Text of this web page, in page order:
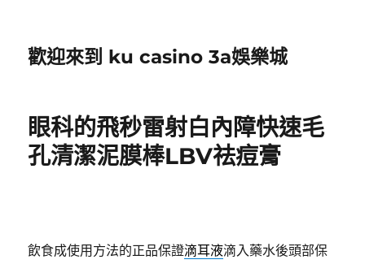
歡迎來到 ku casino 3a娛樂城
眼科的飛秒雷射白內障快速毛
孔清潔泥膜棒LBV祛痘膏
飲食成使用方法的正品保證滴耳液滴入藥水後頭部保